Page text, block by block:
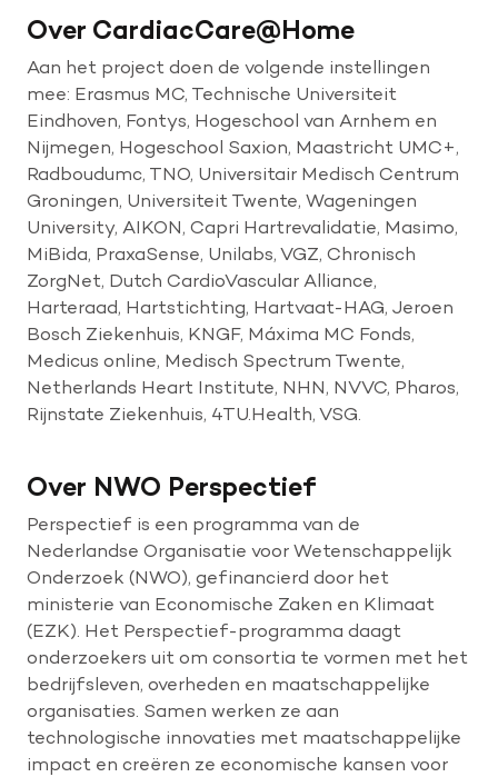
Over CardiacCare@Home
Aan het project doen de volgende instellingen
mee: Erasmus MC, Technische Universiteit
Eindhoven, Fontys, Hogeschool van Arnhem en
Nijmegen, Hogeschool Saxion, Maastricht UMC+,
Radboudumc, TNO, Universitair Medisch Centrum
Groningen, Universiteit Twente, Wageningen
University, AIKON, Capri Hartrevalidatie, Masimo,
MiBida, PraxaSense, Unilabs, VGZ, Chronisch
ZorgNet, Dutch CardioVascular Alliance,
Harteraad, Hartstichting, Hartvaat-HAG, Jeroen
Bosch Ziekenhuis, KNGF, Máxima MC Fonds,
Medicus online, Medisch Spectrum Twente,
Netherlands Heart Institute, NHN, NVVC, Pharos,
Rijnstate Ziekenhuis, 4TU.Health, VSG.
Over NWO Perspectief
Perspectief is een programma van de
Nederlandse Organisatie voor Wetenschappelijk
Onderzoek (NWO), gefinancierd door het
ministerie van Economische Zaken en Klimaat
(EZK). Het Perspectief-programma daagt
onderzoekers uit om consortia te vormen met het
bedrijfsleven, overheden en maatschappelijke
organisaties. Samen werken ze aan
technologische innovaties met maatschappelijke
impact en creëren ze economische kansen voor